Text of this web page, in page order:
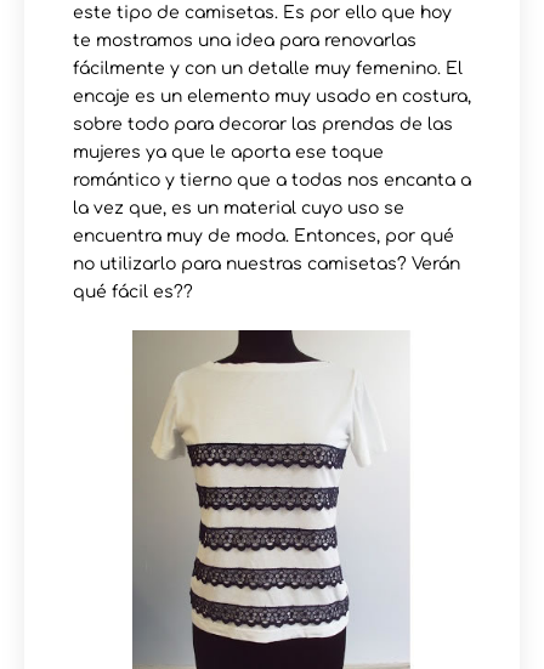
este tipo de camisetas. Es por ello que hoy
te mostramos una idea para renovarlas
fácilmente y con un detalle muy femenino. El
encaje es un elemento muy usado en costura,
sobre todo para decorar las prendas de las
mujeres ya que le aporta ese toque
romántico y tierno que a todas nos encanta a
la vez que, es un material cuyo uso se
encuentra muy de moda. Entonces, por qué
no utilizarlo para nuestras camisetas? Verán
qué fácil es??